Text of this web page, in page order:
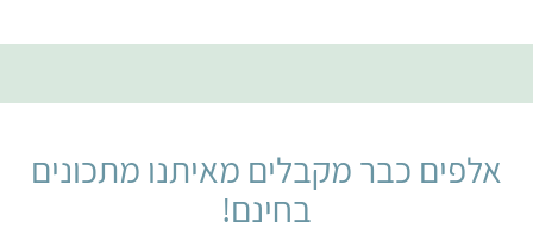
אלפים כבר מקבלים מאיתנו מתכונים
בחינם!